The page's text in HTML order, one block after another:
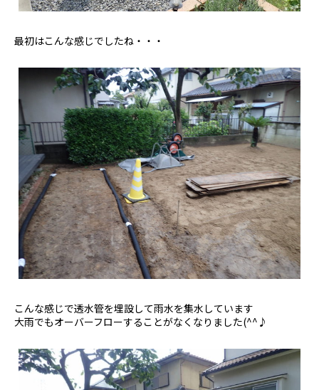
最初はこんな感じでしたね・・・
こんな感じで透水管を埋設して雨水を集水しています
大雨でもオーバーフローすることがなくなりました(^^♪